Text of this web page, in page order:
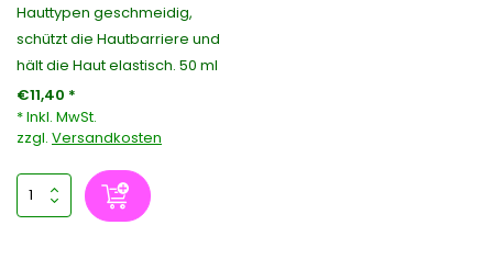
Hauttypen geschmeidig,
schützt die Hautbarriere und
hält die Haut elastisch. 50 ml
€11,40 *
* Inkl. MwSt.
zzgl. Versandkosten